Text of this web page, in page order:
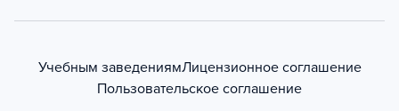
Учебным заведениямЛицензионное соглашение
Пользовательское соглашение